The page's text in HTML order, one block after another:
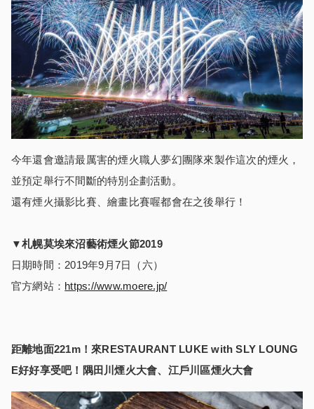
今年還會邀請最厲害的煙火職人夢幻團隊來製作這次的煙火，
並預定舉行不間斷的特別企劃活動。
還有煙火攝影比賽、繪畫比賽喔都會在之後舉行！
▼札幌莫埃來沼藝術煙火節2019
日期時間：2019年9月7日（六）
官方網站： https://www.moere.jp/
距離地面221m！來RESTAURANT LUKE with SLY LOUNG
E好好享受吧！隅田川煙火大會、江戶川區煙火大會